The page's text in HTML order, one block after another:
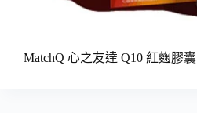
MatchQ 心之友達 Q10 紅麴膠囊